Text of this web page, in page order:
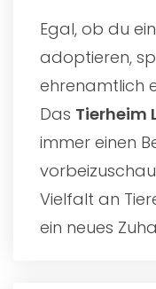
Egal, ob du
adoptieren,
ehrenamtlich
Das Tierheim
immer einen
Vielfalt an
ein neues